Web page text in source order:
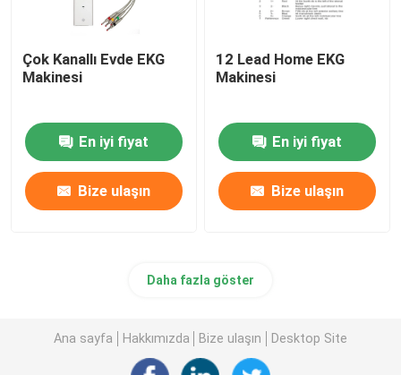
Çok Kanallı Evde EKG
Makinesi
En iyi fiyat
Bize ulaşın
12 Lead Home EKG
Makinesi
En iyi fiyat
Bize ulaşın
Daha fazla göster
Ana sayfa Hakkımızda Bize ulaşın Desktop Site